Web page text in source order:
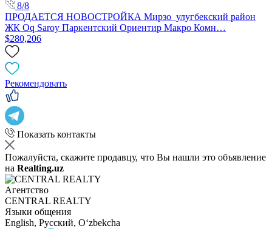
8/8
ПРОДАЕТСЯ НОВОСТРОЙКА Мирзо_улугбекский район
ЖК Oq Saroy Паркентский Ориентир Макро Комн…
$280,206
Рекомендовать
Показать контакты
Пожалуйста, скажите продавцу, что Вы нашли это объявление
на Realting.uz
Агентство
CENTRAL REALTY
Языки общения
English, Русский, Oʻzbekcha